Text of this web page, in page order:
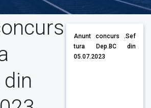
din
Anunt concurs .Sef
tura Dep.BC din
05.07.2023